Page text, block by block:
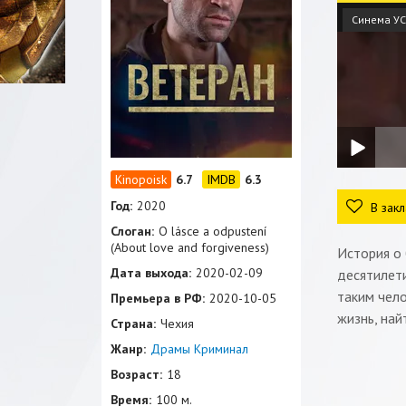
Синема УС
В
История о
таким
жизнь,
6.7
6.3
Год: 2020
Слоган: O lásce a odpustení
(About love and forgiveness)
Дата выхода: 2020-02-09
Премьера в РФ: 2020-10-05
Страна: Чехия
Жанр: Драмы Криминал
Возраст: 18
Время: 100 м.